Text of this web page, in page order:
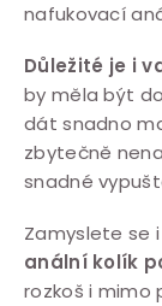
nafukovací
Důležité je i
by měla být
dát snadno
zbytečně
snadné
Zamyslete se
anální kolík
rozkoš i mimo